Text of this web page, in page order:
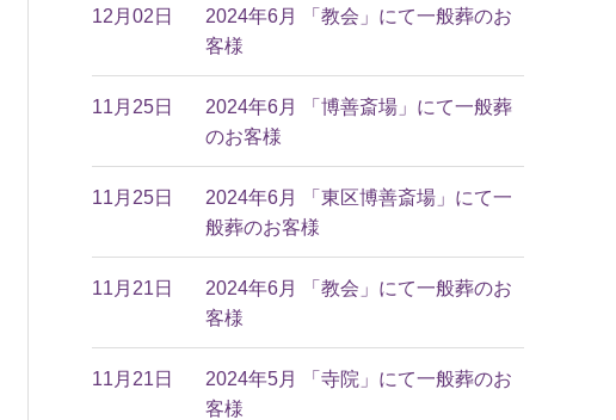
12月02日
2024年6月 「教会」にて一般葬のお
客様
11月25日
2024年6月 「博善斎場」にて一般葬
のお客様
11月25日
2024年6月 「東区博善斎場」にて一
般葬のお客様
11月21日
2024年6月 「教会」にて一般葬のお
客様
11月21日
2024年5月 「寺院」にて一般葬のお
客様